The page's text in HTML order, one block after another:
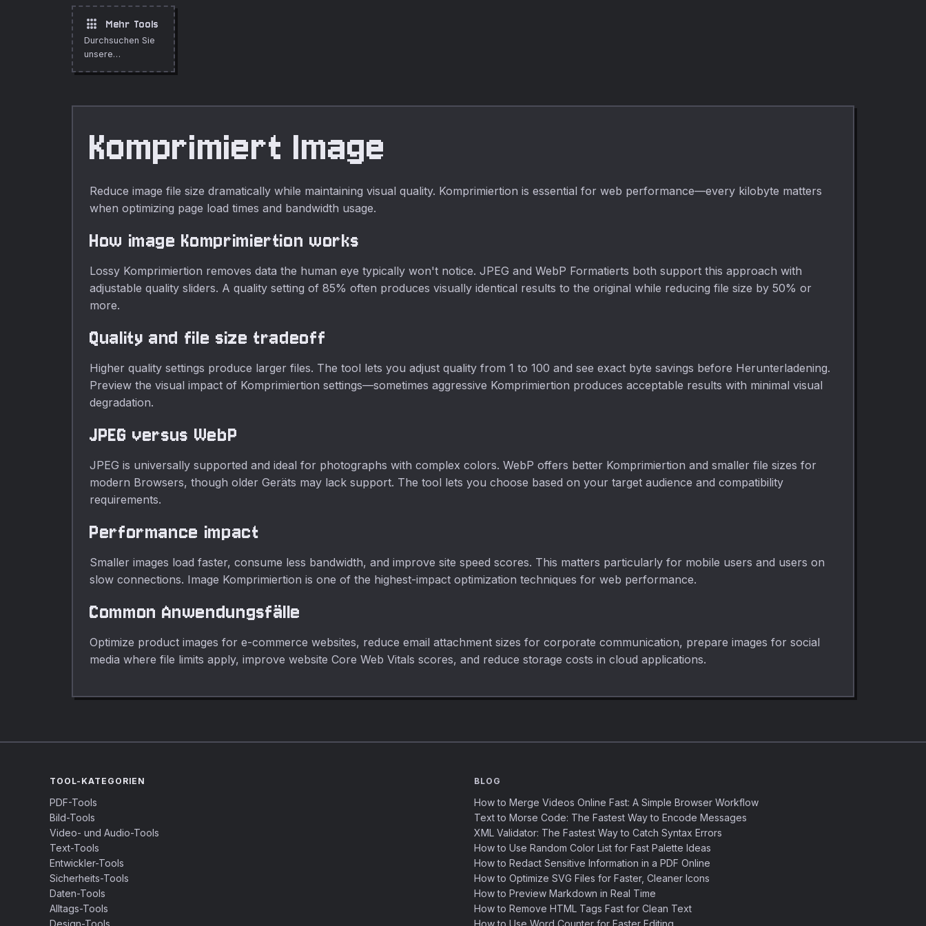
apps Mehr Tools
Durchsuchen Sie
unsere
Online-Tools.
Komprimiert Image
Reduce image file size dramatically while maintaining visual quality. Komprimiertion is essential for web performance—every kilobyte matters
when optimizing page load times and bandwidth usage.
How image Komprimiertion works
Lossy Komprimiertion removes data the human eye typically won't notice. JPEG and WebP Formatierts both support this approach with
adjustable quality sliders. A quality setting of 85% often produces visually identical results to the original while reducing file size by 50% or
more.
Quality and file size tradeoff
Higher quality settings produce larger files. The tool lets you adjust quality from 1 to 100 and see exact byte savings before Herunterladening.
Preview the visual impact of Komprimiertion settings—sometimes aggressive Komprimiertion produces acceptable results with minimal visual
degradation.
JPEG versus WebP
JPEG is universally supported and ideal for photographs with complex colors. WebP offers better Komprimiertion and smaller file sizes for
modern Browsers, though older Geräts may lack support. The tool lets you choose based on your target audience and compatibility
requirements.
Performance impact
Smaller images load faster, consume less bandwidth, and improve site speed scores. This matters particularly for mobile users and users on
slow connections. Image Komprimiertion is one of the highest-impact optimization techniques for web performance.
Common Anwendungsfälle
Optimize product images for e-commerce websites, reduce email attachment sizes for corporate communication, prepare images for social
media where file limits apply, improve website Core Web Vitals scores, and reduce storage costs in cloud applications.
TOOL-KATEGORIEN
PDF-Tools
Bild-Tools
Video- und Audio-Tools
Text-Tools
Entwickler-Tools
Sicherheits-Tools
Daten-Tools
Alltags-Tools
BLOG
How to Merge Videos Online Fast: A Simple Browser Workflow
Text to Morse Code: The Fastest Way to Encode Messages
XML Validator: The Fastest Way to Catch Syntax Errors
How to Use Random Color List for Fast Palette Ideas
How to Redact Sensitive Information in a PDF Online
How to Optimize SVG Files for Faster, Cleaner Icons
How to Preview Markdown in Real Time
How to Remove HTML Tags Fast for Clean Text